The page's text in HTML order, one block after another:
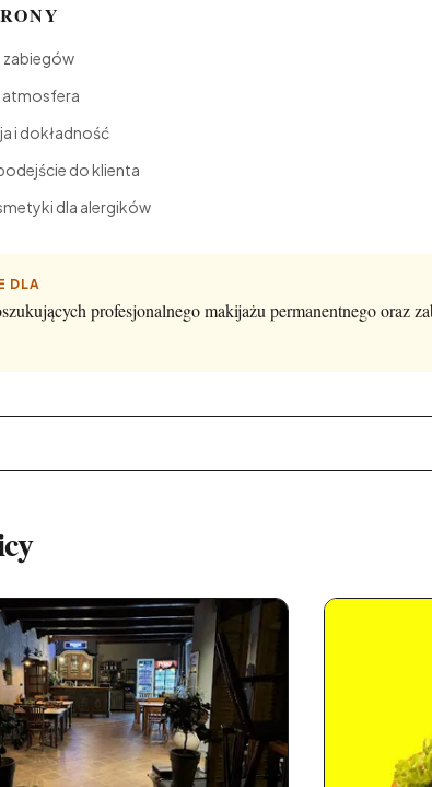
zabiegów
atmosfera
i dokładność
do klienta
dla alergików
DLA
profesjonalnego makijażu permanentnego oraz